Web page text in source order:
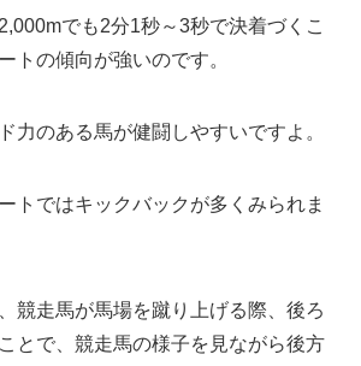
でも2分1秒～3秒で決着づくこ
トの傾向が強いのです。
力のある馬が健闘しやすいですよ。
トではキックバックが多くみられま
競走馬が馬場を蹴り上げる際、後ろ
とで、競走馬の様子を見ながら後方